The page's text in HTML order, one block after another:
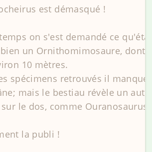
est démasqué !
on s'est demandé ce
un Ornithomimosaure, dont
10 mètres.
spécimens retrouvés il
mais le bestiau révèle un
le dos, comme Ouranosaurus
la publi !